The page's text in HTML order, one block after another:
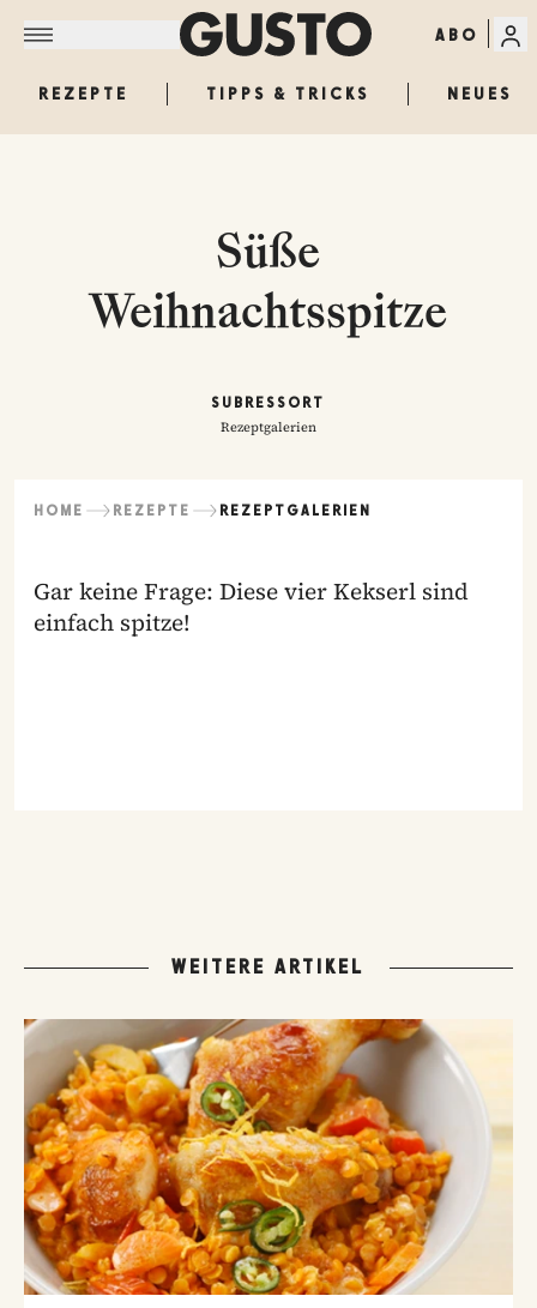
ABO
REZEPTE TIPPS & TRICKS NEUES
Süße
Weihnachtsspitze
SUBRESSORT
Rezeptgalerien
HOME REZEPTE REZEPTGALERIEN
Gar keine Frage: Diese vier Kekserl sind
einfach spitze!
WEITERE ARTIKEL